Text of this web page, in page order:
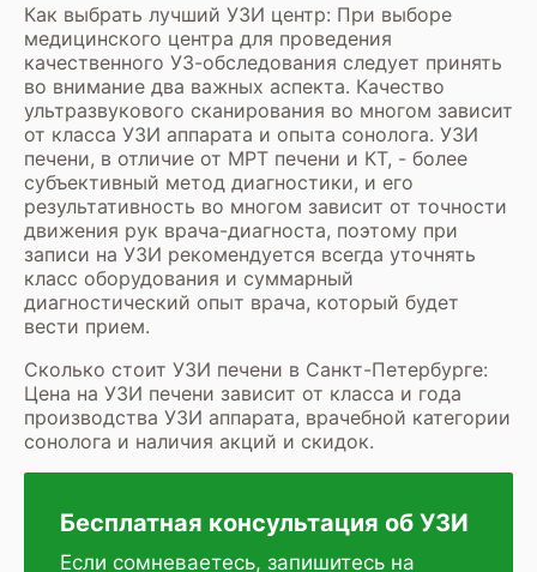
Как выбрать лучший УЗИ центр: При выборе
медицинского центра для проведения
качественного УЗ-обследования следует принять
во внимание два важных аспекта. Качество
ультразвукового сканирования во многом зависит
от класса УЗИ аппарата и опыта сонолога. УЗИ
печени, в отличие от МРТ печени и КТ, - более
субъективный метод диагностики, и его
результативность во многом зависит от точности
движения рук врача-диагноста, поэтому при
записи на УЗИ рекомендуется всегда уточнять
класс оборудования и суммарный
диагностический опыт врача, который будет
вести прием.
Сколько стоит УЗИ печени в Санкт-Петербурге:
Цена на УЗИ печени зависит от класса и года
производства УЗИ аппарата, врачебной категории
сонолога и наличия акций и скидок.
Бесплатная консультация об УЗИ
Если сомневаетесь, запишитесь на